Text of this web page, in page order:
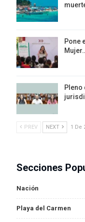
Pone
Pleno
PREV NEXT 1 De
Secciones
Nación
Playa del Carmen